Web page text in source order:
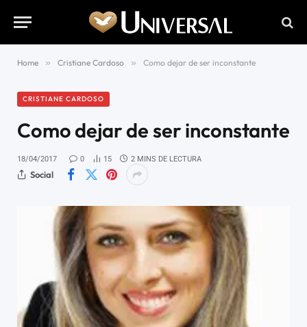
Home » Cristiane Cardoso » Como dejar de ser inconstante
CRISTIANE CARDOSO
Como dejar de ser inconstante
18/04/2017 0 15 2 MINS DE LECTURA
Social